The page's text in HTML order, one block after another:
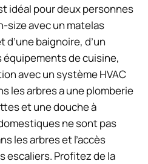
idéal pour deux personnes
size avec un matelas
baignoire, d’un
de cuisine,
avec un système HVAC
les arbres a une plomberie
et une douche à
ne sont pas
les arbres et l’accès
escaliers. Profitez de la